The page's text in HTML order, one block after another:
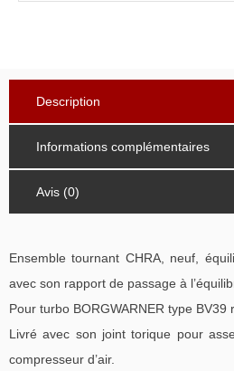
Description
Informations complémentaires
Avis (0)
Ensemble tournant CHRA, neuf,
avec son rapport de passage à
Pour turbo BORGWARNER type BV39
Livré avec son joint torique pour
compresseur d’air.